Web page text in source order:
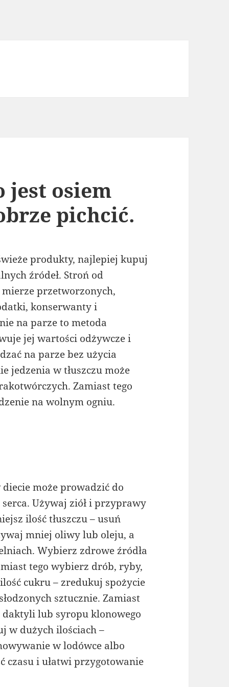
jest osiem
pichcić.
produkty, najlepiej kupuj
źródeł. Stroń od
przetworzonych,
konserwanty i
na parze to metoda
jej wartości odżywcze i
na parze bez użycia
jedzenia w tłuszczu może
Zamiast tego
na wolnym ogniu.
może prowadzić do
Używaj ziół i przyprawy
ilość tłuszczu – usuń
mniej oliwy lub oleju, a
Wybierz zdrowe źródła
tego wybierz drób, ryby,
cukru – zredukuj spożycie
sztucznie. Zamiast
daktyli lub syropu klonowego
w dużych ilościach –
w lodówce albo
czasu i ułatwi przygotowanie